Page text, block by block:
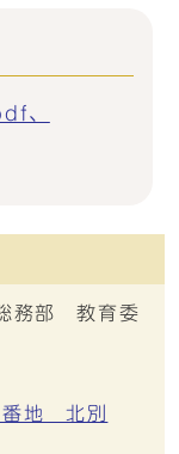
、
務部 教育委
地 北別